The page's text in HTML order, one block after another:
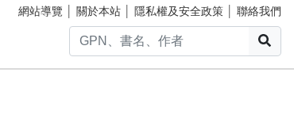
網站導覽 關於本站 隱私權及安全政策 聯絡我們